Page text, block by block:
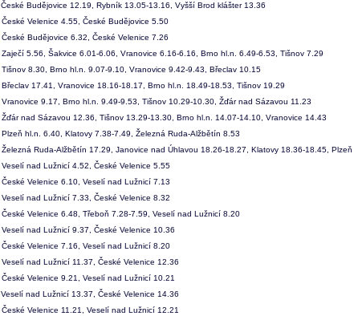
České Budějovice 12.19, Rybník 13.05-13.16, Vyšší Brod klášter 13.36
České Velenice 4.55, České Budějovice 5.50
České Budějovice 6.32, České Velenice 7.26
Zaječí 5.56, Šakvice 6.01-6.06, Vranovice 6.16-6.16, Brno hl.n. 6.49-6.53, Tišnov 7.29
Tišnov 8.30, Brno hl.n. 9.07-9.10, Vranovice 9.42-9.43, Břeclav 10.15
Břeclav 17.41, Vranovice 18.16-18.17, Brno hl.n. 18.49-18.53, Tišnov 19.29
Vranovice 9.17, Brno hl.n. 9.49-9.53, Tišnov 10.29-10.30, Žďár nad Sázavou 11.23
Žďár nad Sázavou 12.36, Tišnov 13.29-13.30, Brno hl.n. 14.07-14.10, Vranovice 14.43
Plzeň hl.n. 6.40, Klatovy 7.38-7.49, Železná Ruda-Alžbětín 8.53
Železná Ruda-Alžbětín 17.29, Janovice nad Úhlavou 18.26-18.27, Klatovy 18.36-18.45,
Veselí nad Lužnicí 4.52, České Velenice 5.55
České Velenice 6.10, Veselí nad Lužnicí 7.13
Veselí nad Lužnicí 7.33, České Velenice 8.32
České Velenice 6.48, Třeboň 7.28-7.59, Veselí nad Lužnicí 8.20
Veselí nad Lužnicí 9.37, České Velenice 10.36
České Velenice 7.16, Veselí nad Lužnicí 8.20
Veselí nad Lužnicí 11.37, České Velenice 12.36
České Velenice 9.21, Veselí nad Lužnicí 10.21
Veselí nad Lužnicí 13.37, České Velenice 14.36
České Velenice 11.21, Veselí nad Lužnicí 12.21